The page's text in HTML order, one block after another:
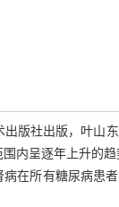
版社出版，叶山东
内呈逐年上升的
在所有糖尿病患